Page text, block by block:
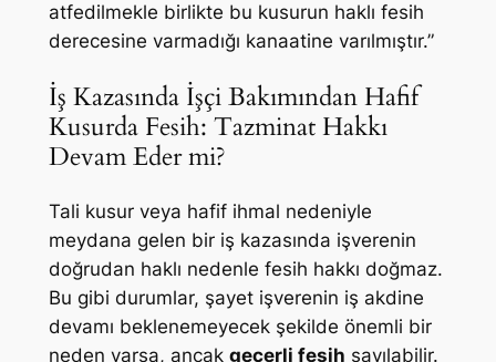
atfedilmekle birlikte bu kusurun haklı fesih
derecesine varmadığı kanaatine varılmıştır.”
İş Kazasında İşçi Bakımından Hafif
Kusurda Fesih: Tazminat Hakkı
Devam Eder mi?
Tali kusur veya hafif ihmal nedeniyle
meydana gelen bir iş kazasında işverenin
doğrudan haklı nedenle fesih hakkı doğmaz.
Bu gibi durumlar, şayet işverenin iş akdine
devamı beklenemeyecek şekilde önemli bir
neden varsa, ancak geçerli fesih sayılabilir.